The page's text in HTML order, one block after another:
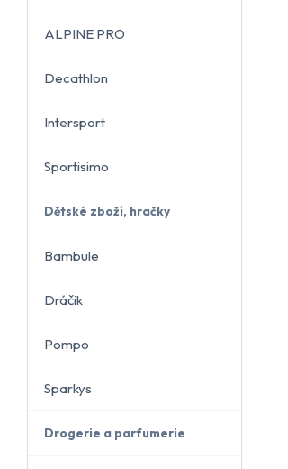
ALPINE PRO
Decathlon
Intersport
Sportisimo
Dětské zboží, hračky
Bambule
Dráčik
Pompo
Sparkys
Drogerie a parfumerie